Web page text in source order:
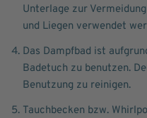
Unterlage zur
und Liegen verwendet
Das Dampfbad ist
Badetuch zu benutzen.
Benutzung zu reinigen.
Tauchbecken bzw.